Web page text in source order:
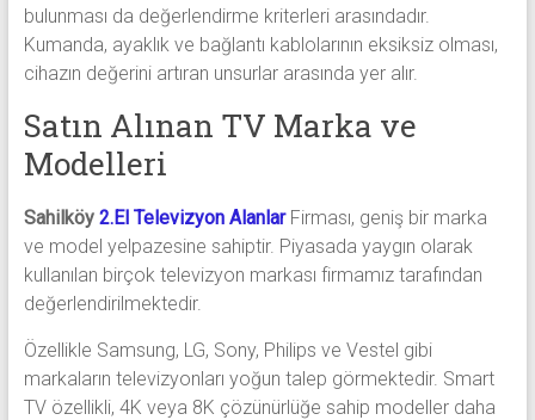
bulunması da değerlendirme kriterleri arasındadır.
Kumanda, ayaklık ve bağlantı kablolarının eksiksiz olması,
cihazın değerini artıran unsurlar arasında yer alır.
Satın Alınan TV Marka ve
Modelleri
Sahilköy 2.El Televizyon AlanlarFirması, geniş bir marka
ve model yelpazesine sahiptir. Piyasada yaygın olarak
kullanılan birçok televizyon markası firmamız tarafından
değerlendirilmektedir.
Özellikle Samsung, LG, Sony, Philips ve Vestel gibi
markaların televizyonları yoğun talep görmektedir. Smart
TV özellikli, 4K veya 8K çözünürlüğe sahip modeller daha